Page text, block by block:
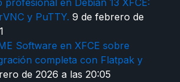
profesional en Debian 13 XFCE:
y PuTTY. 9 de febrero de
Software en XFCE sobre
completa con Flatpak y
de 2026 a las 20:05